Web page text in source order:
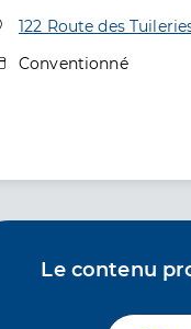
Adresse
122 Route des
Type de convention
Conventionné
Le contenu